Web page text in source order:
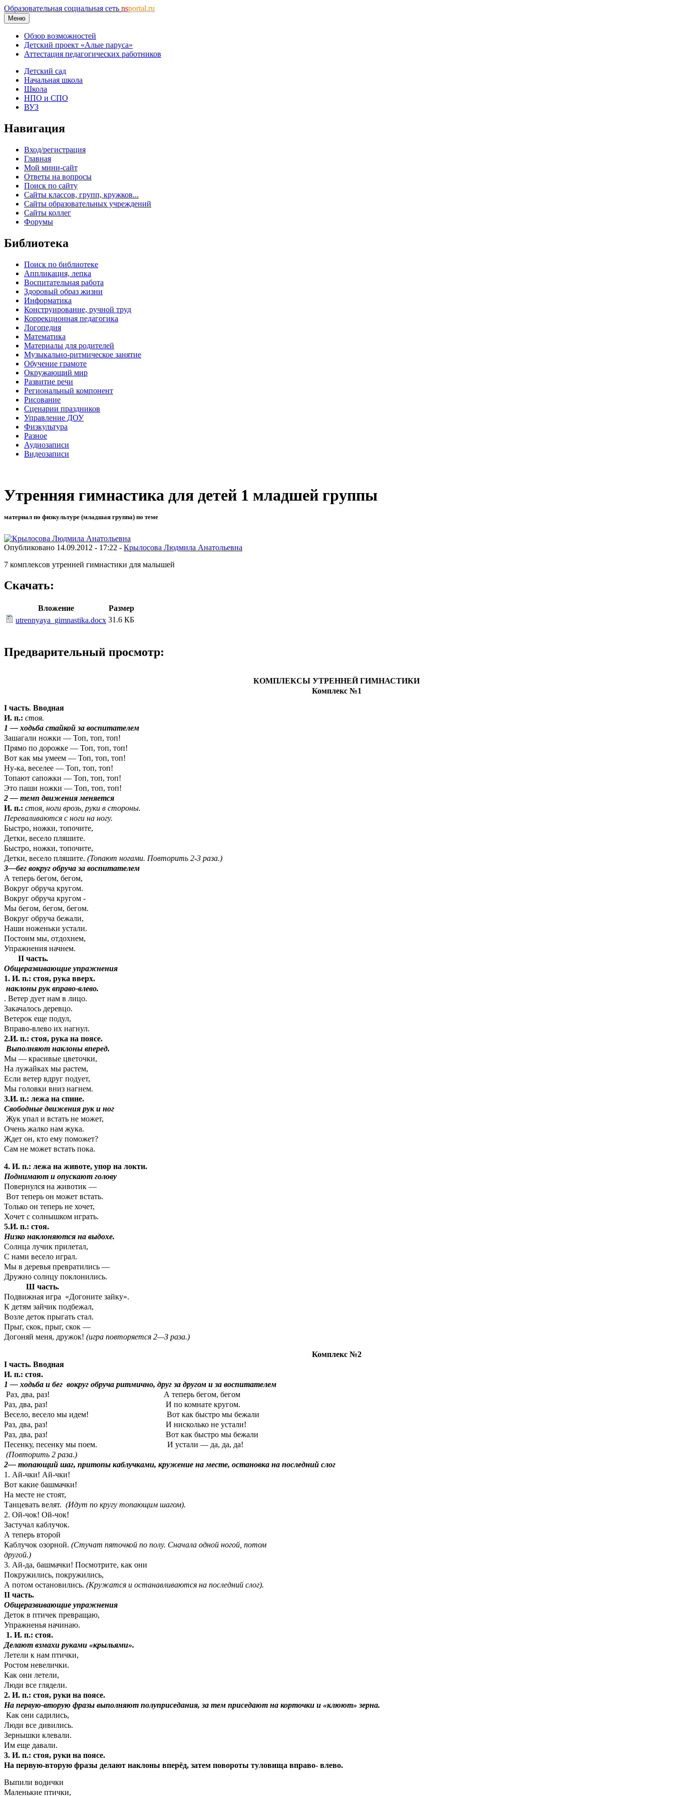
Образовательная социальная сеть nsportal.ru
Меню
Обзор возможностей
Детский проект «Алые паруса»
Аттестация педагогических работников
Детский сад
Начальная школа
Школа
НПО и СПО
ВУЗ
Навигация
Вход/регистрация
Главная
Мой мини-сайт
Ответы на вопросы
Поиск по сайту
Сайты классов, групп, кружков...
Сайты образовательных учреждений
Сайты коллег
Форумы
Библиотека
Поиск по библиотеке
Аппликация, лепка
Воспитательная работа
Здоровый образ жизни
Информатика
Конструирование, ручной труд
Коррекционная педагогика
Логопедия
Математика
Материалы для родителей
Музыкально-ритмическое занятие
Обучение грамоте
Окружающий мир
Развитие речи
Региональный компонент
Рисование
Сценарии праздников
Управление ДОУ
Физкультура
Разное
Аудиозаписи
Видеозаписи
Утренняя гимнастика для детей 1 младшей группы
материал по физкультуре (младшая группа) по теме
Опубликовано 14.09.2012 - 17:22 - Крылосова Людмила Анатольевна
7 комплексов утренней гимнастики для малышей
Скачать:
Вложение
Размер
utrennyaya_gimnastika.docx 31.6 КБ
Предварительный просмотр:
КОМПЛЕКСЫ УТРЕННЕЙ ГИМНАСТИКИ
Комплекс №1
I часть. Вводная
И. п.: стоя.
1 — ходьба стайкой за воспитателем
Зашагали ножки — Топ, топ, топ!
Прямо по дорожке — Топ, топ, топ!
Вот как мы умеем — Топ, топ, топ!
Ну-ка, веселее — Топ, топ, топ!
Топают сапожки — Топ, топ, топ!
Это паши ножки — Топ, топ, топ!
2 — темп движения меняется
И. п.: стоя, ноги врозь, руки в стороны.
Переваливаются с ноги на ногу.
Быстро, ножки, топочите,
Детки, весело пляшите.
Быстро, ножки, топочите,
Детки, весело пляшите. (Топают ногами. Повторить 2-3 раза.)
3—бег вокруг обруча за воспитателем
А теперь бегом, бегом,
Вокруг обруча кругом.
Вокруг обруча кругом -
Мы бегом, бегом, бегом.
Вокруг обруча бежали,
Наши ноженьки устали.
Постоим мы, отдохнем,
Упражнения начнем.
II часть.
Общеразвивающие упражнения
1. И. п.: стоя, рука вверх.
наклоны рук вправо-влево.
. Ветер дует нам в лицо.
Закачалось деревцо.
Ветерок еще подул,
Вправо-влево их нагнул.
2.И. п.: стоя, рука на поясе.
Выполняют наклоны вперед.
Мы — красивые цветочки,
На лужайках мы растем,
Если ветер вдруг подует,
Мы головки вниз нагнем.
3.И. п.: лежа на спине.
Свободные движения рук и ног
Жук упал и встать не может,
Очень жалко нам жука.
Ждет он, кто ему поможет?
Сам не может встать пока.
4. И. п.: лежа на животе, упор на локти.
Поднимают и опускают голову
Повернулся на животик —
Вот теперь он может встать.
Только он теперь не хочет,
Хочет с солнышком играть.
5.И. п.: стоя.
Низко наклоняются на выдохе.
Солнца лучик прилетал,
С нами весело играл.
Мы в деревья превратились —
Дружно солнцу поклонились.
Ш часть.
Подвижная игра «Догоните зайку».
К детям зайчик подбежал,
Возле деток прыгать стал.
Прыг, скок, прыг, скок —
Догоняй меня, дружок! (игра повторяется 2—З раза.)
Комплекс №2
I часть. Вводная
И. п.: стоя.
1 — ходьба и бег вокруг обруча ритмично, друг за другом и за воспитателем
Раз, два, раз! А теперь бегом, бегом
Раз, два, раз! И по комнате кругом.
Весело, весело мы идем! Вот как быстро мы бежали
Раз, два, раз! И нисколько не устали!
Раз, два, раз! Вот как быстро мы бежали
Песенку, песенку мы поем. И устали — да, да, да!
(Повторить 2 раза.)
2— топающий шаг, притопы каблучками, кружение на месте, остановка на последний слог
1. Ай-чки! Ай-чки!
Вот какие башмачки!
На месте не стоят,
Танцевать велят. (Идут по кругу топающим шагом).
2. Ой-чок! Ой-чок!
Застучал каблучок.
А теперь второй
Каблучок озорной. (Стучат пяточкой по полу. Сначала одной ногой, потом
другой.)
3. Ай-да, башмачки! Посмотрите, как они
Покружились, покружились,
А потом остановились. (Кружатся и останавливаются на последний слог).
II часть.
Общеразвивающие упражнения
Деток в птичек превращаю,
Упражненья начинаю.
1. И. п.: стоя.
Делают взмахи руками «крыльями».
Летели к нам птички,
Ростом невелички.
Как они летели,
Люди все глядели.
2. И. п.: стоя, руки на поясе.
На первую-вторую фразы выполняют полуприседания, за тем приседают на корточки и «клюют» зерна.
Как они садились,
Люди все дивились.
Зернышки клевали.
Им еще давали.
3. И. п.: стоя, руки на поясе.
На первую-вторую фразы делают наклоны вперёд, затем повороты туловища вправо- влево.
Выпили водички
Маленькие птички,